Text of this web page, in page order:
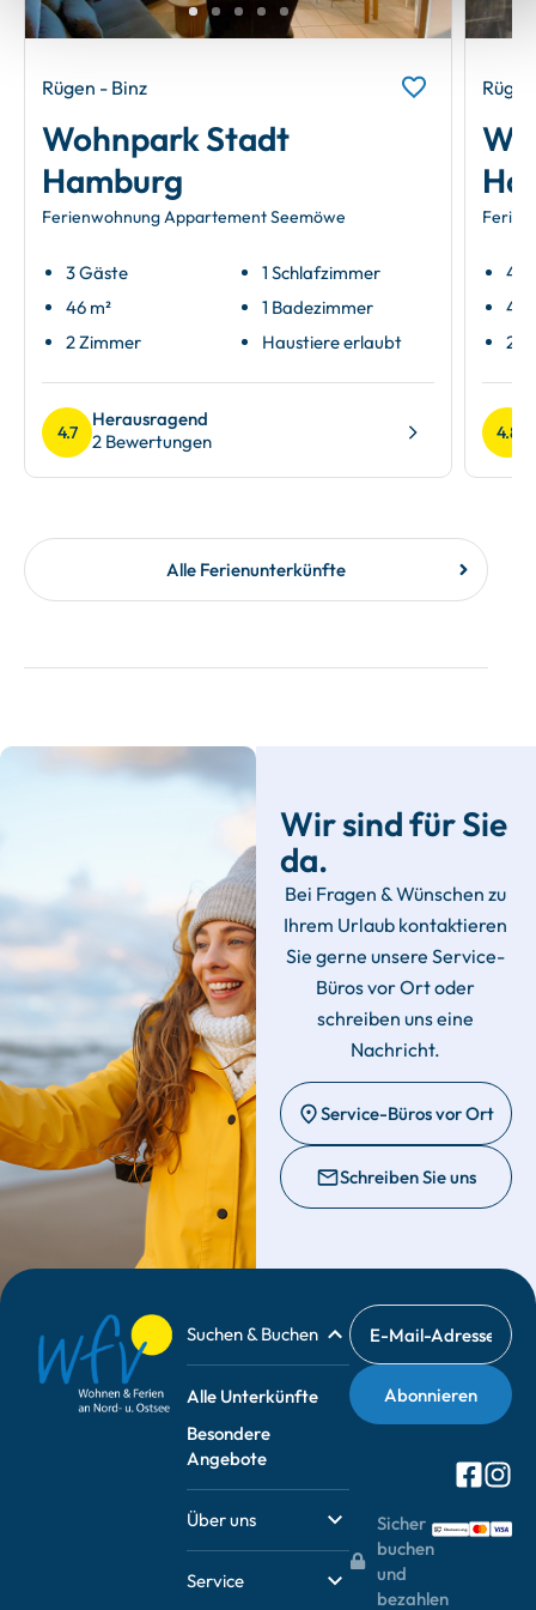
Rügen - Binz
Wohnpark Stadt
Hamburg
Ferienwohnung Appartement Seemöwe
3 Gäste
46 m²
2 Zimmer
1 Schlafzimmer
1 Badezimmer
Haustiere erlaubt
4.7
Herausragend
2 Bewertungen
4
46
2
4.8
Alle Ferienunterkünfte
Wir sind für Sie
da.
Bei Fragen & Wünschen zu
Ihrem Urlaub kontaktieren
Sie gerne unsere Service-
Büros vor Ort oder
schreiben uns eine
Nachricht.
Service-Büros vor Ort
Schreiben Sie uns
Suchen & Buchen
Alle Unterkünfte
Besondere
Angebote
Über uns
Service
Sicher
buchen
und
bezahlen